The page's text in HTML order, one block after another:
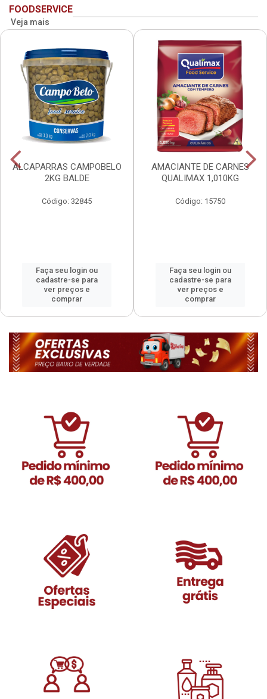
FOODSERVICE
Veja mais
ALCAPARRAS CAMPOBELO
2KG BALDE
Código: 32845
Faça seu login ou
cadastre-se para
ver preços e
comprar
AMACIANTE DE CARNES
QUALIMAX 1,010KG
Código: 15750
Faça seu login ou
cadastre-se para
ver preços e
comprar